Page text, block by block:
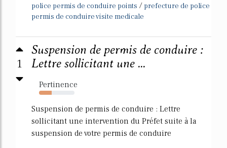
police permis de conduire points / prefecture de police
permis de conduire visite medicale
1
Suspension de permis de conduire :
Lettre sollicitant une ...
Pertinence
35%
Suspension de permis de conduire : Lettre
sollicitant une intervention du Préfet suite à la
suspension de votre permis de conduire